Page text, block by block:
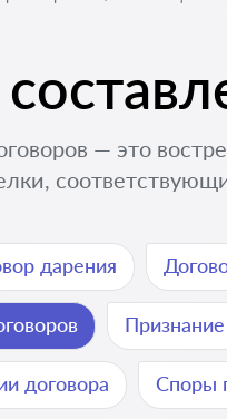
— это
дарения
договора Споры